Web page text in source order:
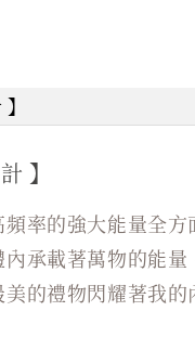
】
率的強大能量全方
承載著萬物的能量
的禮物閃耀著我的